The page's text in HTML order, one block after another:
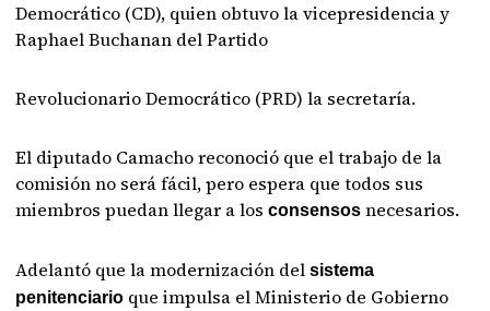
Democrático (CD), quien obtuvo la vicepresidencia y
Raphael Buchanan del Partido
Revolucionario Democrático (PRD) la secretaría.
El diputado Camacho reconoció que el trabajo de la
comisión no será fácil, pero espera que todos sus
miembros puedan llegar a losconsensos necesarios.
Adelantó que la modernización delsistema
penitenciario que impulsa el Ministerio de Gobierno